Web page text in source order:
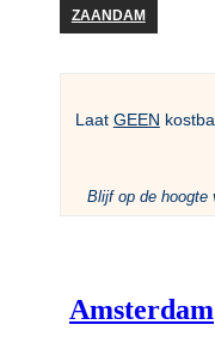
ZAANDAM
Laat GEEN
Blijf op de hoogte